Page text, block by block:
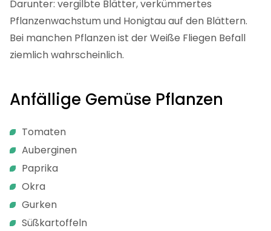
Darunter: vergilbte Blätter, verkümmertes
Pflanzenwachstum und Honigtau auf den Blättern.
Bei manchen Pflanzen ist der Weiße Fliegen Befall
ziemlich wahrscheinlich.
Anfällige Gemüse Pflanzen
Tomaten
Auberginen
Paprika
Okra
Gurken
Süßkartoffeln